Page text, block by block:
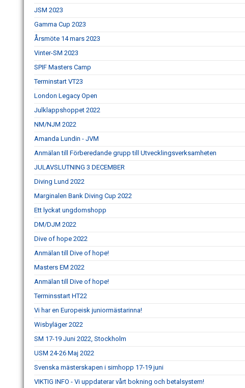
JSM 2023
Gamma Cup 2023
Årsmöte 14 mars 2023
Vinter-SM 2023
SPIF Masters Camp
Terminstart VT23
London Legacy Open
Julklappshoppet 2022
NM/NJM 2022
Amanda Lundin - JVM
Anmälan till Förberedande grupp till Utvecklingsverksamheten
JULAVSLUTNING 3 DECEMBER
Diving Lund 2022
Marginalen Bank Diving Cup 2022
Ett lyckat ungdomshopp
DM/DJM 2022
Dive of hope 2022
Anmälan till Dive of hope!
Masters EM 2022
Anmälan till Dive of hope!
Terminsstart HT22
Vi har en Europeisk juniormästarinna!
Wisbyläger 2022
SM 17-19 Juni 2022, Stockholm
USM 24-26 Maj 2022
Svenska mästerskapen i simhopp 17-19 juni
VIKTIG INFO - Vi uppdaterar vårt bokning och betalsystem!